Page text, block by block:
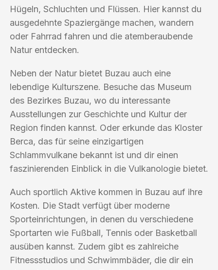
Hügeln, Schluchten und Flüssen. Hier kannst du
ausgedehnte Spaziergänge machen, wandern
oder Fahrrad fahren und die atemberaubende
Natur entdecken.
Neben der Natur bietet Buzau auch eine
lebendige Kulturszene. Besuche das Museum
des Bezirkes Buzau, wo du interessante
Ausstellungen zur Geschichte und Kultur der
Region finden kannst. Oder erkunde das Kloster
Berca, das für seine einzigartigen
Schlammvulkane bekannt ist und dir einen
faszinierenden Einblick in die Vulkanologie bietet.
Auch sportlich Aktive kommen in Buzau auf ihre
Kosten. Die Stadt verfügt über moderne
Sporteinrichtungen, in denen du verschiedene
Sportarten wie Fußball, Tennis oder Basketball
ausüben kannst. Zudem gibt es zahlreiche
Fitnessstudios und Schwimmbäder, die dir ein